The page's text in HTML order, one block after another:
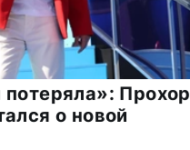
Прохор
о новой